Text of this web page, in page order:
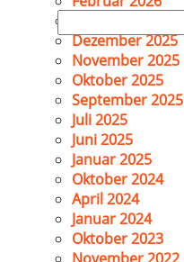
Suchen
nach:
Dezember 2025
November 2025
Oktober 2025
September 2025
Juli 2025
Juni 2025
Januar 2025
Oktober 2024
April 2024
Januar 2024
Oktober 2023